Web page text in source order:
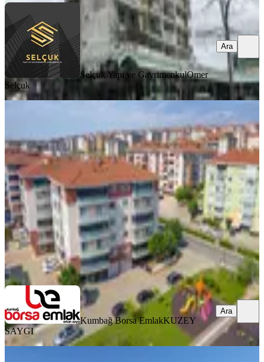
Selçuk Yapı ve GayrimenkulOmer
Selçuk
Ara
100. Yıl Mah. İşlek Cadde Üzerinde
135 M2 Satılık Dükkan
Tekirdağ, Süleymanpaşa
2 Oda· 150 m² · 02.08.2026
6.500.000 ₺
Kumbağ Borsa EmlakKUZEY SAYGI
Ara
Kumbağ Borsa EmlakKUZEY
SAYGI
Ara